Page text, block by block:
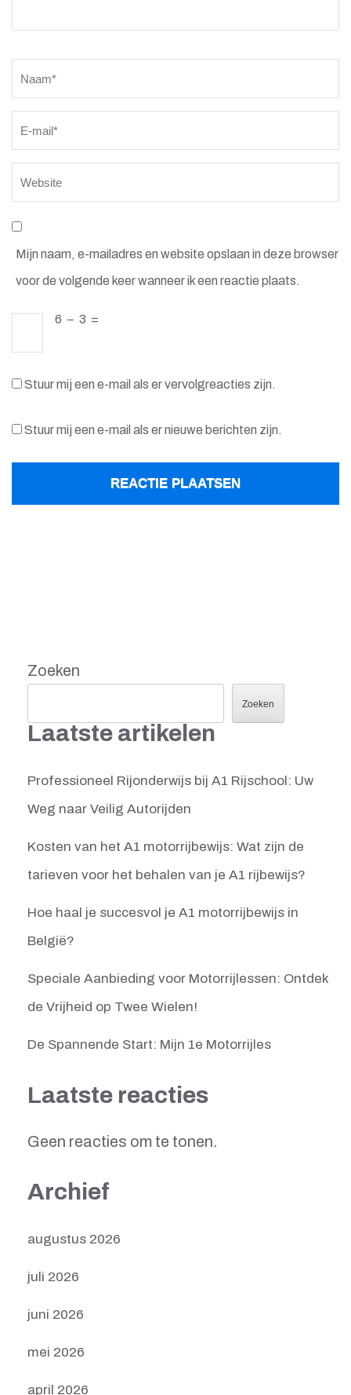
Mijn naam, e-mailadres en website opslaan in deze browser
voor de volgende keer wanneer ik een reactie plaats.
6 − 3 =
Stuur mij een e-mail als er vervolgreacties zijn.
Stuur mij een e-mail als er nieuwe berichten zijn.
Zoeken
Zoeken
Laatste artikelen
Professioneel Rijonderwijs bij A1 Rijschool: Uw
Weg naar Veilig Autorijden
Kosten van het A1 motorrijbewijs: Wat zijn de
tarieven voor het behalen van je A1 rijbewijs?
Hoe haal je succesvol je A1 motorrijbewijs in
België?
Speciale Aanbieding voor Motorrijlessen: Ontdek
de Vrijheid op Twee Wielen!
De Spannende Start: Mijn 1e Motorrijles
Laatste reacties
Geen reacties om te tonen.
Archief
augustus 2026
juli 2026
juni 2026
mei 2026
april 2026